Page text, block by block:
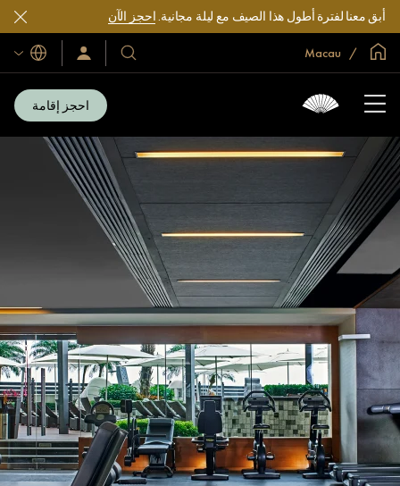
أبق معنا لفترة أطول هذا الصيف مع ليلة مجانية.احجز الآن
الصفحة الرئيسية العالمية
فنادقنا
ومنتجعاتنا
سجّل
الدخول/
اللغات
احجز إقامة